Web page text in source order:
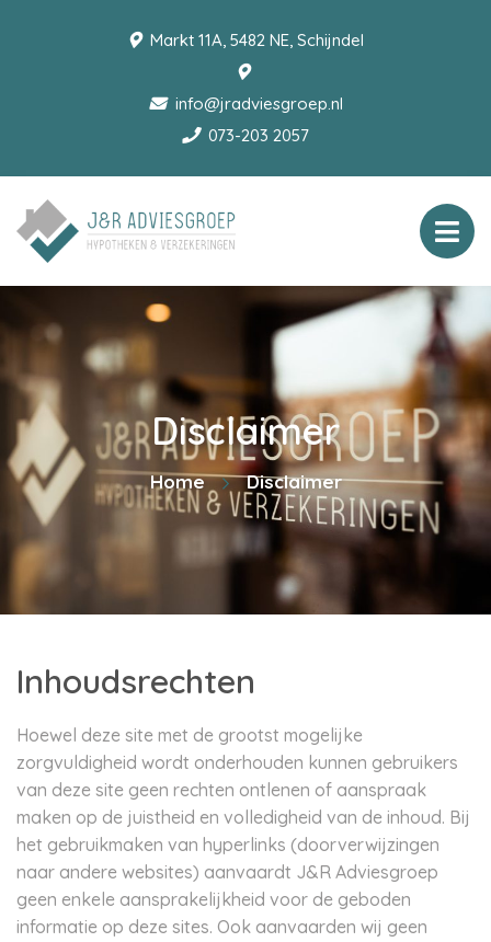
Markt 11A, 5482 NE, Schijndel
info@jradviesgroep.nl
073-203 2057
Disclaimer
Home Disclaimer
Inhoudsrechten
Hoewel deze site met de grootst mogelijke
zorgvuldigheid wordt onderhouden kunnen gebruikers
van deze site geen rechten ontlenen of aanspraak
maken op de juistheid en volledigheid van de inhoud. Bij
het gebruikmaken van hyperlinks (doorverwijzingen
naar andere websites) aanvaardt J&R Adviesgroep
geen enkele aansprakelijkheid voor de geboden
informatie op deze sites. Ook aanvaarden wij geen